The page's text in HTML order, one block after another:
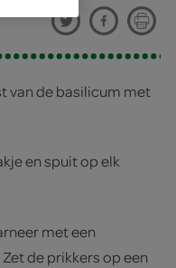
van de basilicum met
en spuit op elk
met een
de prikkers op een